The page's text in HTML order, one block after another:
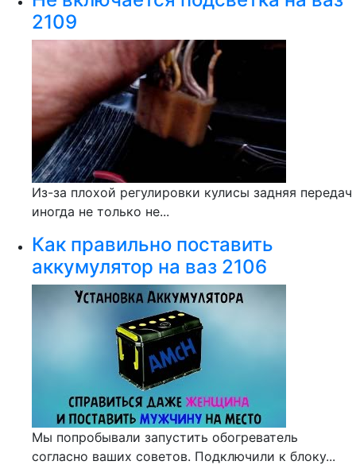
2109
Из-за плохой регулировки кулисы задняя передач
иногда не только не...
Как правильно поставить
аккумулятор на ваз 2106
Мы попробывали запустить обогреватель
согласно ваших советов. Подключили к блоку...